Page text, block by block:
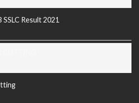
SSLC Result 2021